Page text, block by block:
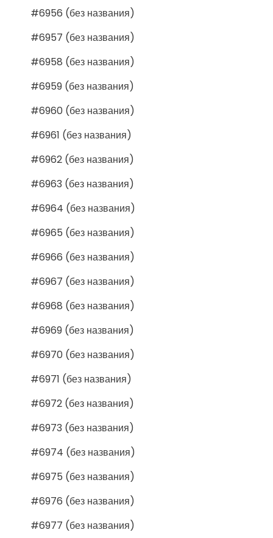
#6956 (без названия)
#6957 (без названия)
#6958 (без названия)
#6959 (без названия)
#6960 (без названия)
#6961 (без названия)
#6962 (без названия)
#6963 (без названия)
#6964 (без названия)
#6965 (без названия)
#6966 (без названия)
#6967 (без названия)
#6968 (без названия)
#6969 (без названия)
#6970 (без названия)
#6971 (без названия)
#6972 (без названия)
#6973 (без названия)
#6974 (без названия)
#6975 (без названия)
#6976 (без названия)
#6977 (без названия)